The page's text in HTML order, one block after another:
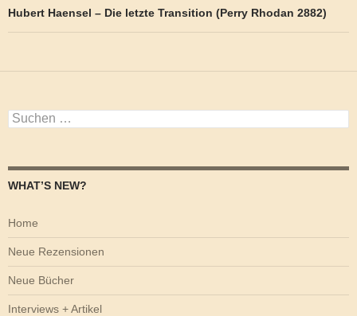
Hubert Haensel – Die letzte Transition (Perry Rhodan 2882)
Suchen
nach:
WHAT’S NEW?
Home
Neue Rezensionen
Neue Bücher
Interviews + Artikel